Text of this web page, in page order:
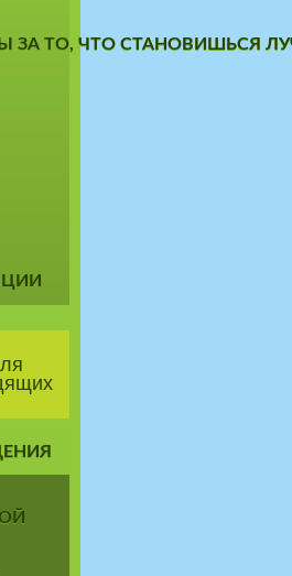
ТО, ЧТО СТАНОВИШЬСЯ